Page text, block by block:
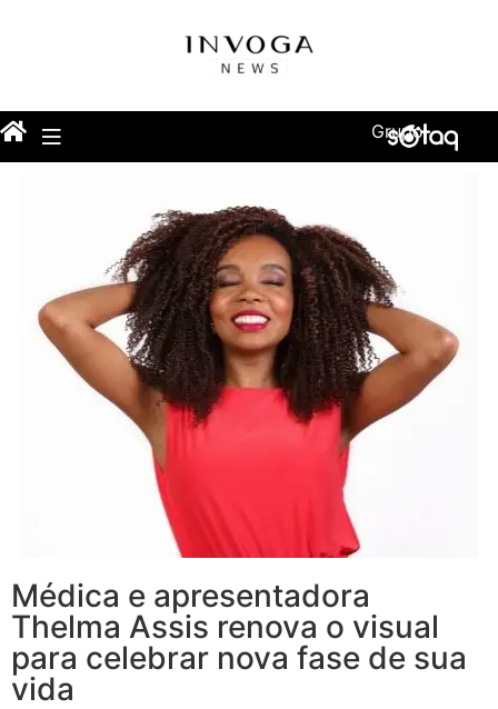
Grupo
Médica e apresentadora
Thelma Assis renova o visual
para celebrar nova fase de sua
vida